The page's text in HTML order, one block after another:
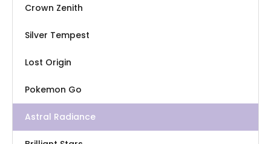
Crown Zenith
Silver Tempest
Lost Origin
Pokemon Go
Astral Radiance